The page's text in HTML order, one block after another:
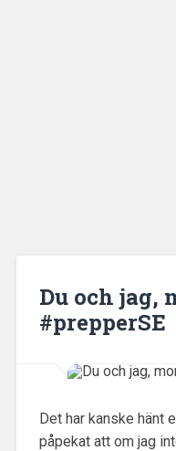
Du och jag,
#prepperSE
Det har kanske hänt
påpekat att om jag